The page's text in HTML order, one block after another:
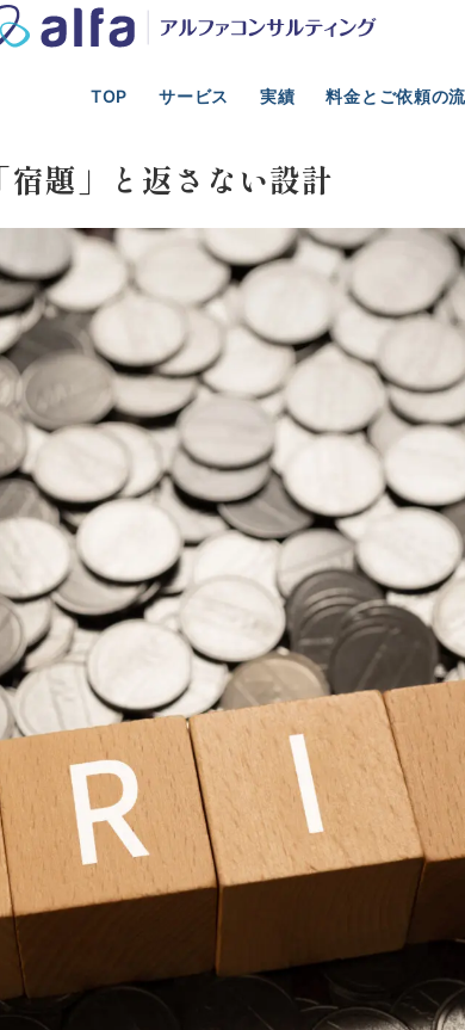
TOP サービス 実績 料金とご依頼の
、新規事業、資金調達、M&A支援
題」と返さない設計